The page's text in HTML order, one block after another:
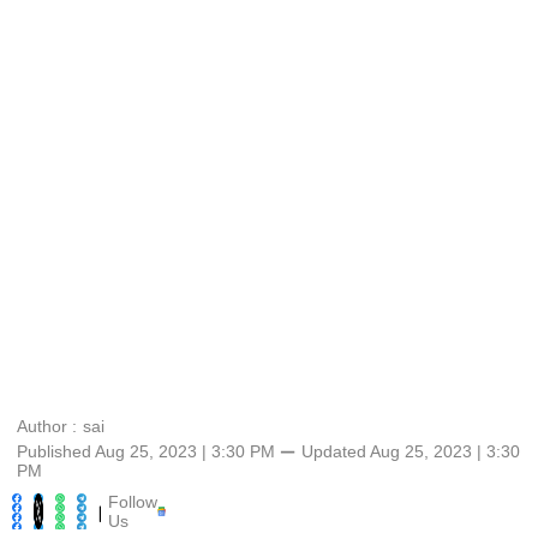
Author : sai
Published Aug 25, 2023 | 3:30 PM ⚊ Updated Aug 25, 2023 | 3:30
PM
| Follow
Us